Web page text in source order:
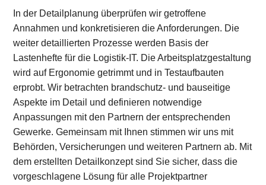
In der Detailplanung überprüfen wir getroffene
Annahmen und konkretisieren die Anforderungen. Die
weiter detaillierten Prozesse werden Basis der
Lastenhefte für die Logistik-IT. Die Arbeitsplatzgestaltung
wird auf Ergonomie getrimmt und in Testaufbauten
erprobt. Wir betrachten brandschutz- und bauseitige
Aspekte im Detail und definieren notwendige
Anpassungen mit den Partnern der entsprechenden
Gewerke. Gemeinsam mit Ihnen stimmen wir uns mit
Behörden, Versicherungen und weiteren Partnern ab. Mit
dem erstellten Detailkonzept sind Sie sicher, dass die
vorgeschlagene Lösung für alle Projektpartner